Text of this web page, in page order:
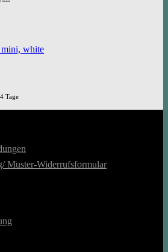
white
Tage
Muster-Widerrufsformular